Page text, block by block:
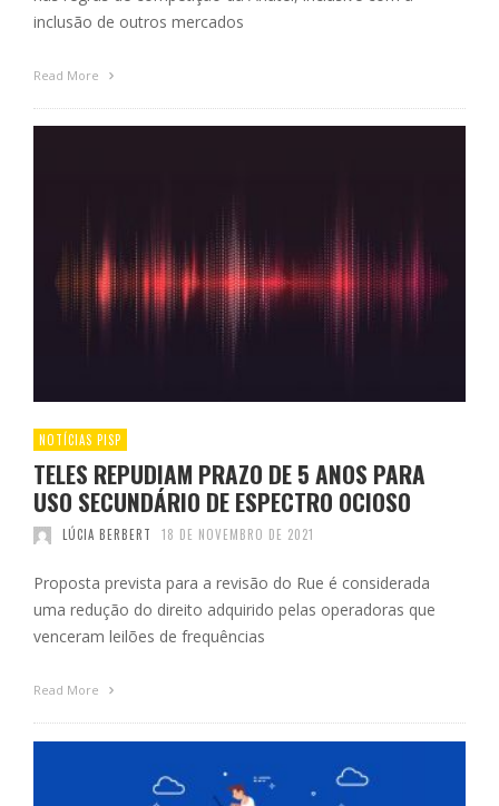
inclusão de outros mercados
Read More
NOTÍCIAS PISP
TELES REPUDIAM PRAZO DE 5 ANOS PARA
USO SECUNDÁRIO DE ESPECTRO OCIOSO
LÚCIA BERBERT 18 DE NOVEMBRO DE 2021
Proposta prevista para a revisão do Rue é considerada
uma redução do direito adquirido pelas operadoras que
venceram leilões de frequências
Read More